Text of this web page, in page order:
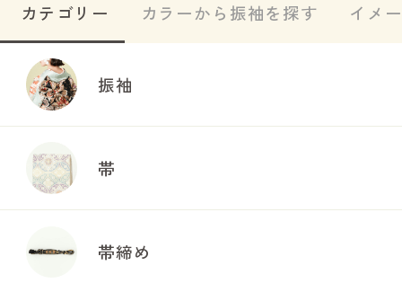
カテゴリー カラーから振袖を探す イメ
振袖
帯
帯締め